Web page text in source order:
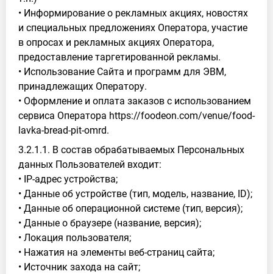
• Информирование о рекламных акциях, новостях
и специальных предложениях Оператора, участие
в опросах и рекламных акциях Оператора,
предоставление таргетированной рекламы.
• Использование Сайта и программ для ЭВМ,
принадлежащих Оператору.
• Оформление и оплата заказов с использованием
сервиса Оператора https://foodeon.com/venue/food-
lavka-bread-pit-omrd.
3.2.1.1. В состав обрабатываемых Персональных
данных Пользователей входит:
• IP-адрес устройства;
• Данные об устройстве (тип, модель, название, ID);
• Данные об операционной системе (тип, версия);
• Данные о браузере (название, версия);
• Локация пользователя;
• Нажатия на элементы веб-страниц сайта;
• Источник захода на сайт;